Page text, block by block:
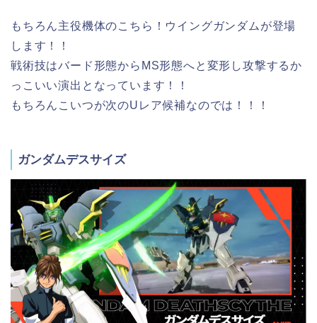
もちろん主役機体のこちら！ウイングガンダムが登場
します！！
戦術技はバード形態からMS形態へと変形し攻撃するか
っこいい演出となっています！！
もちろんこいつが次のUレア候補なのでは！！！
ガンダムデスサイズ